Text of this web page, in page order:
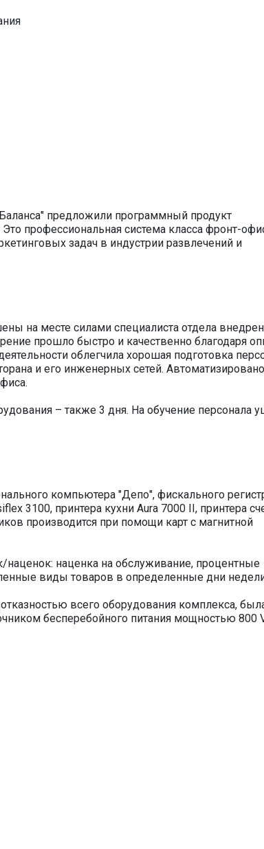
предложили программный продукт
профессиональная система класса фронт-
задач в индустрии развлечений и
на месте силами специалиста отдела
прошло быстро и качественно благодаря
облегчила хорошая подготовка
и его инженерных сетей.
– также 3 дня. На обучение персонала
компьютера "Депо", фискального
3100, принтера кухни Aura 7000 II, принтера
производится при помощи карт с магнитной
наценка на обслуживание, процентные
виды товаров в определенные дни
всего оборудования комплекса,
бесперебойного питания мощностью 800